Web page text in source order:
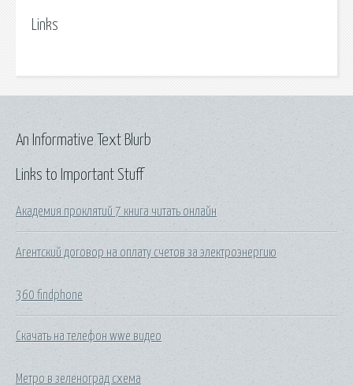
Links
Links to Important Stuff
Академия проклятий 7 книга читать онлайн
Агентский договор на оплату счетов за электроэнергию
360 findphone
Скачать на телефон wwe видео
Метро в зеленоград схема
An Informative Text Blurb